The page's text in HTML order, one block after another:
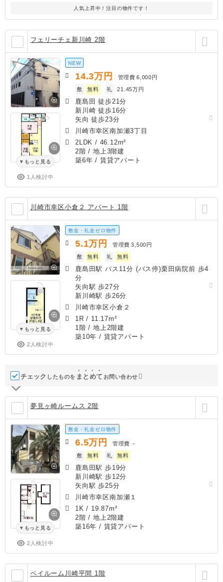
人気上昇中！注目の物件です！
フェリーチェ新川崎 2階
もっと見る
1人検討中
NEW
14.3万円 管理費 6,000円
敷
無料 礼 21.45万円
鹿島田 徒歩21分
新川崎 徒歩16分
矢向 徒歩23分
川崎市幸区南加瀬3丁目
2LDK / 46.12m²
2階 / 地上3階建
築6年 / 賃貸アパート
川崎市幸区小倉２ アパート 1階
もっと見る
2人検討中
敷金・礼金ゼロ物件
5.1万円 管理費 3,500円
敷
無料 礼 無料
鹿島田駅 バス11分 (バス停)栗田病院前 歩4
分
矢向駅 歩27分
新川崎駅 歩26分
川崎市幸区小倉２
1R / 11.17m²
1階 / 地上2階建
築10年 / 賃貸アパート
チェック したものを ま と めて お問い合わせ
夢見ヶ崎ルームス 2階
もっと見る
2人検討中
敷金・礼金ゼロ物件
6.5万円 管理費 －
敷
無料 礼 無料
鹿島田駅 歩19分
新川崎駅 歩12分
矢向駅 歩25分
川崎市幸区南加瀬１
1K / 19.87m²
2階 / 地上2階建
築16年 / 賃貸アパート
ベイルーム川崎平間 1階